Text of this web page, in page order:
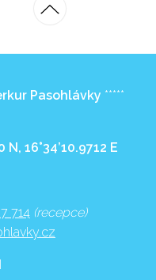
Pasohlávky *****
N, 16°34’10.9712 E
714 (recepce)